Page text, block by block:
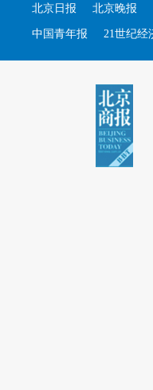
北京日报 北京晚报
中国青年报 21世纪经